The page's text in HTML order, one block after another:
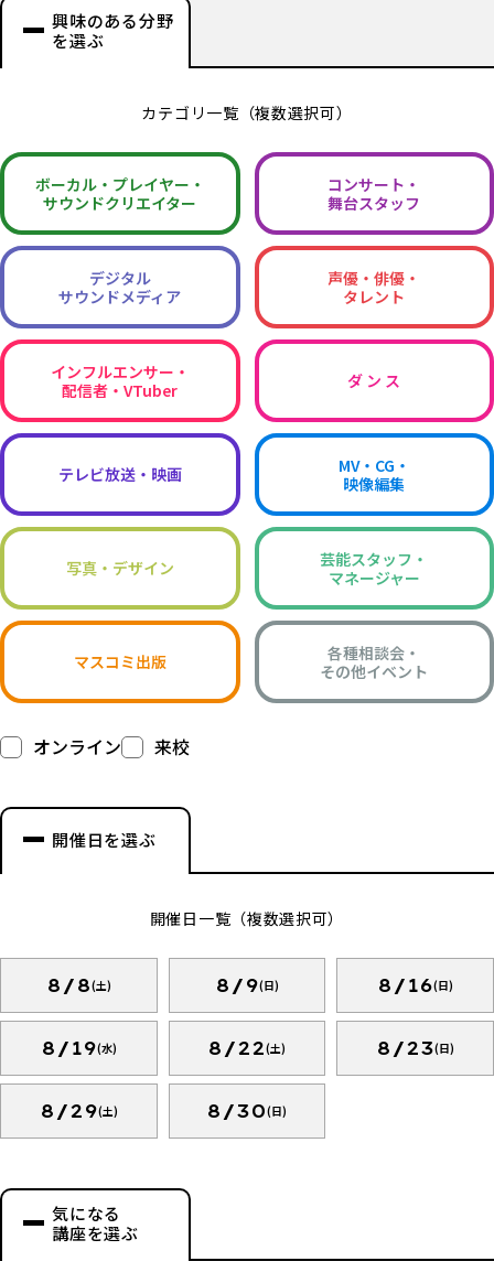
興味のある分野
を選ぶ
カテゴリ一覧（複数選択可）
ボーカル・ プレイヤー・
サウンドクリエイター
コンサート・
舞台スタッフ
デジタル
サウンドメディア
声優・俳優・
タレント
インフルエンサー・
配信者・VTuber
ダ ン ス
テレビ放送・映画
MV・CG・
映像編集
写真・デザイン
芸能スタッフ・
マネージャー
マスコミ出版
各種相談会・
その他イベント
オンライン 来校
開催日を選ぶ
開催日一覧（複数選択可）
8/8(土) 8/9(日) 8/16(日)
8/19(水) 8/22(土) 8/23(日)
8/29(土) 8/30(日)
気になる
講座を選ぶ